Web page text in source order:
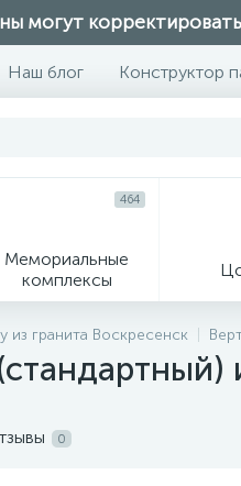
могут
Наш блог Конструктор
Мемориальные
комплексы
464
Могильные кресты
из гранита Воскресенск
0